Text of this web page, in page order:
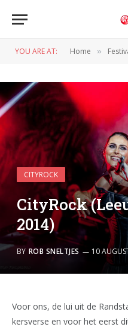
YOU ARE AT: Home »
CITYROCK
CityRock
2014)
BY ROB SNELTJES 10
Voor ons, de lui uit de
kersverse en voor het eerst